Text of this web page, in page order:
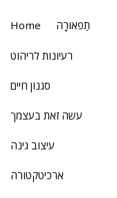
Home תַפאוּרָה
רעיונות לריהוט
סגנון חיים
עשה זאת בעצמך
עיצוב גינה
ארכיטקטורה